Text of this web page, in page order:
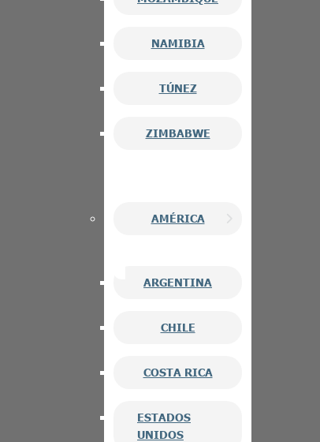
NAMIBIA
TÚNEZ
ZIMBABWE
AMÉRICA
ARGENTINA
CHILE
COSTA RICA
ESTADOS
UNIDOS